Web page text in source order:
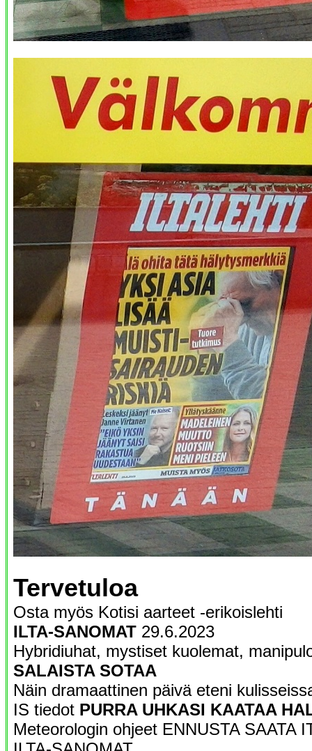
Tervetuloa
Osta myös Kotisi aarteet -erikoislehti
ILTA-SANOMAT 29.6.2023
Hybridiuhat, mystiset kuolemat,
SALAISTA SOTAA
Näin dramaattinen päivä eteni
IS tiedot PURRA UHKASI KAATAA
Meteorologin ohjeet ENNUSTA SAATA